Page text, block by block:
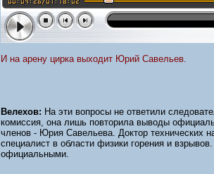
И на арену цирка выходит Юрий Савельев.
Велехов: На эти вопросы не ответили
комиссия, она лишь повторила выводы
членов - Юрия Савельева. Доктор технических
специалист в области физики горения и
официальными.